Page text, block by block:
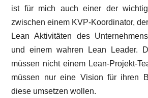
ist für mich auch einer der
zwischen einem KVP-Koordinator,
Lean Aktivitäten des
und einem wahren Lean Leader.
müssen nicht einem Lean-Projekt-
müssen nur eine Vision für ihren
diese umsetzen wollen.